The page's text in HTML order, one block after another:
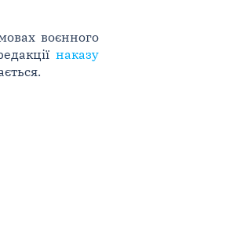
воєнного
наказу